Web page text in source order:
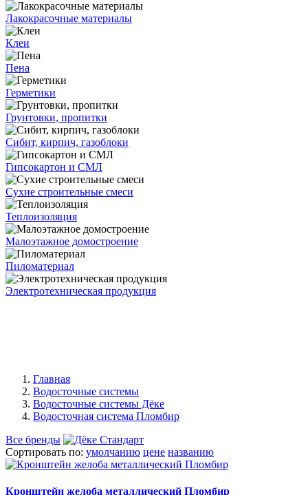
Лакокрасочные материалы
Клеи
Пена
Герметики
Грунтовки, пропитки
Сибит, кирпич, газоблоки
Гипсокартон и СМЛ
Сухие строительные смеси
Теплоизоляция
Малоэтажное домостроение
Пиломатериал
Электротехническая продукция
Главная
Водосточные системы
Водосточные системы Дёке
Водосточная система Пломбир
Все бренды
Сортировать по: умолчанию цене названию
Кронштейн желоба металлический Пломбир